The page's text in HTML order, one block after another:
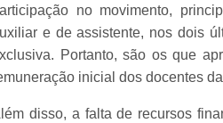
no movimento,
e de assistente, nos dois
Portanto, são os que
inicial dos docentes
disso, a falta de recursos